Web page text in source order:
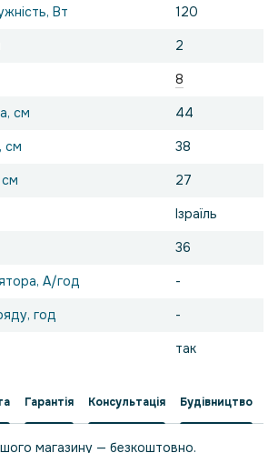
Вт 120
2
8
см 44
см 38
27
Ізраїль
36
А/год -
год -
так
Гарантія Консультація Будівництво
магазину — безкоштовно.